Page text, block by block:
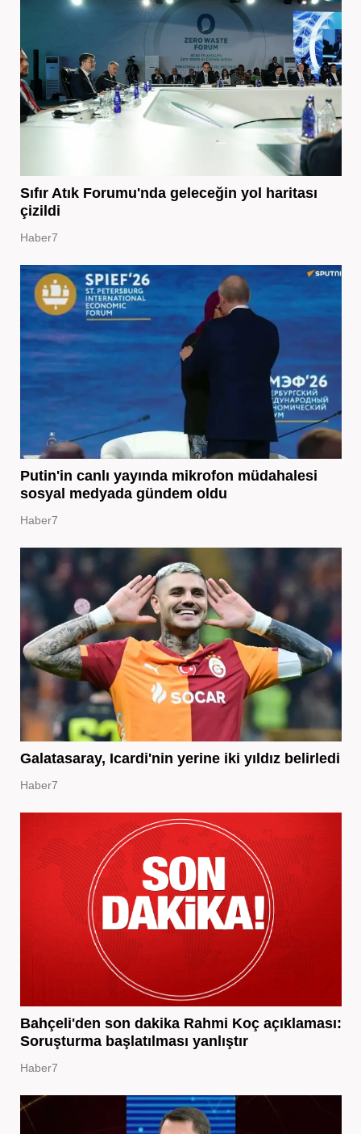
Sıfır Atık Forumu'nda geleceğin yol haritası
çizildi
Haber7
Putin'in canlı yayında mikrofon müdahalesi
sosyal medyada gündem oldu
Haber7
Galatasaray, Icardi'nin yerine iki yıldız belirledi
Haber7
Bahçeli'den son dakika Rahmi Koç açıklaması:
Soruşturma başlatılması yanlıştır
Haber7